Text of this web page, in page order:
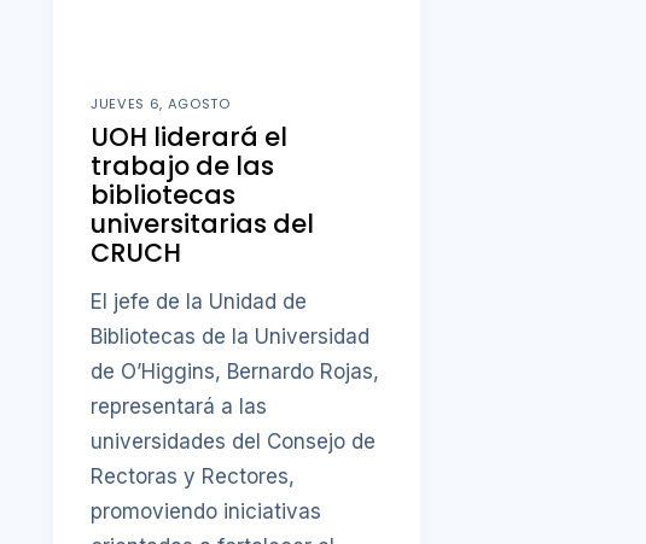
JUEVES 6, AGOSTO
UOH liderará el
trabajo de las
bibliotecas
universitarias del
CRUCH
El jefe de la Unidad de
Bibliotecas de la Universidad
de O’Higgins, Bernardo Rojas,
representará a las
universidades del Consejo de
Rectoras y Rectores,
promoviendo iniciativas